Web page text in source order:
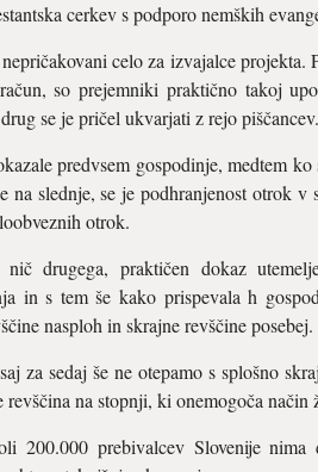
cerkev s podporo nemških
celo za izvajalce
so prejemniki praktično takoj
se je pričel ukvarjati z rejo
predvsem gospodinje, medtem
na slednje, se je podhranjenost otrok
otrok.
drugega, praktičen dokaz
in s tem še kako prispevala h
nasploh in skrajne revščine posebej.
za sedaj še ne otepamo s splošno
revščina na stopnji, ki onemogoča
200.000 prebivalcev Slovenije